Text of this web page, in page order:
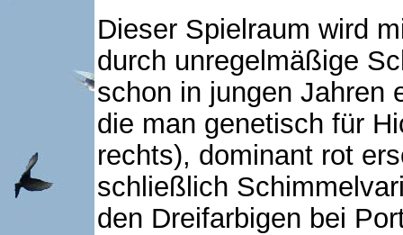
Dieser Spielraum wird
durch unregelmäßige
schon in jungen Jahren
die man genetisch für
rechts), dominant rot
schließlich
den Dreifarbigen bei